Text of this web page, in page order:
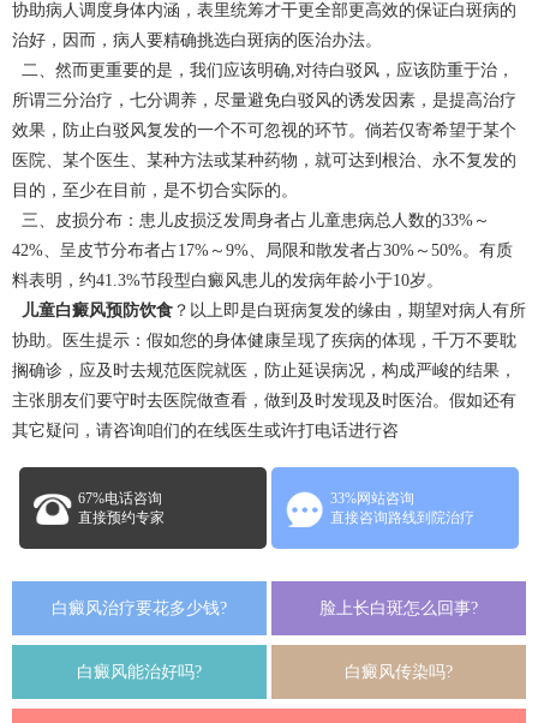
协助病人调度身体内涵，表里统筹才干更全部更高效的保证白斑病的
治好，因而，病人要精确挑选白斑病的医治办法。
二、然而更重要的是，我们应该明确,对待白驳风，应该防重于治，
所谓三分治疗，七分调养，尽量避免白驳风的诱发因素，是提高治疗
效果，防止白驳风复发的一个不可忽视的环节。倘若仅寄希望于某个
医院、某个医生、某种方法或某种药物，就可达到根治、永不复发的
目的，至少在目前，是不切合实际的。
三、皮损分布：患儿皮损泛发周身者占儿童患病总人数的33%～
42%、呈皮节分布者占17%～9%、局限和散发者占30%～50%。有质
料表明，约41.3%节段型白癜风患儿的发病年龄小于10岁。
儿童白癜风预防饮食 ？以上即是白斑病复发的缘由，期望对病人有所
协助。医生提示：假如您的身体健康呈现了疾病的体现，千万不要耽
搁确诊，应及时去规范医院就医，防止延误病况，构成严峻的结果，
主张朋友们要守时去医院做查看，做到及时发现及时医治。假如还有
其它疑问，请咨询咱们的在线医生或许打电话进行咨
67%电话咨询
直接预约专家
33%网站咨询
直接咨询路线到院治疗
白癜风治疗要花多少钱? 脸上长白斑怎么回事?
白癜风能治好吗? 白癜风传染吗?